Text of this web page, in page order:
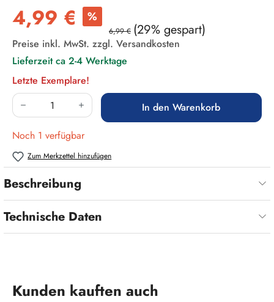
Verkaufspreis:
4,99 € %
6,99 € (29% gespart)
Preise inkl. MwSt. zzgl. Versandkosten
Lieferzeit ca 2-4 Werktage
Letzte Exemplare!
Produkt Anzahl: Gib den gewünschten Wert
In den Warenkorb
Noch 1 verfügbar
Zum Merkzettel hinzufügen
Beschreibung
Technische Daten
Produktgalerie überspringen
Kunden kauften auch